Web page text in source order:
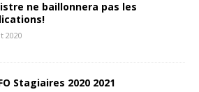
ne baillonnera pas les
2020
Stagiaires 2020 2021